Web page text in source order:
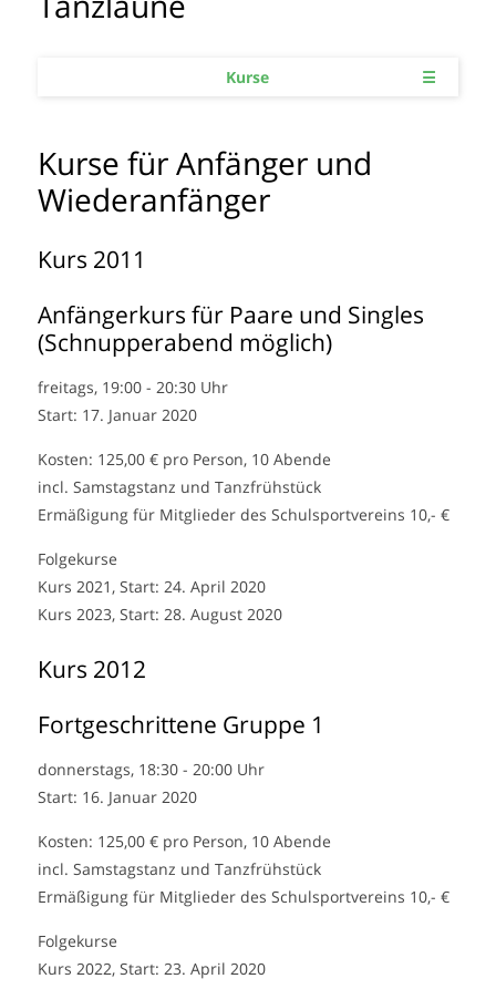
Kurse ☰
Kurse für Anfänger und
Wiederanfänger
Kurs 2011
Anfängerkurs für Paare und Singles
(Schnupperabend möglich)
freitags, 19:00 - 20:30 Uhr
Start: 17. Januar 2020
Kosten: 125,00 € pro Person, 10 Abende
incl. Samstagstanz und Tanzfrühstück
Ermäßigung für Mitglieder des Schulsportvereins 10,- €
Folgekurse
Kurs 2021, Start: 24. April 2020
Kurs 2023, Start: 28. August 2020
Kurs 2012
Fortgeschrittene Gruppe 1
donnerstags, 18:30 - 20:00 Uhr
Start: 16. Januar 2020
Kosten: 125,00 € pro Person, 10 Abende
incl. Samstagstanz und Tanzfrühstück
Ermäßigung für Mitglieder des Schulsportvereins 10,- €
Folgekurse
Kurs 2022, Start: 23. April 2020